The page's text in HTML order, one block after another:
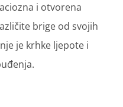
i otvorena
brige od svojih
je krhke ljepote i